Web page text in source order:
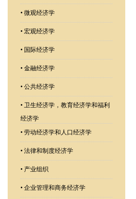
• 微观经济学
• 宏观经济学
• 国际经济学
• 金融经济学
• 公共经济学
• 卫生经济学，教育经济学和福利
经济学
• 劳动经济学和人口经济学
• 法律和制度经济学
• 产业组织
• 企业管理和商务经济学